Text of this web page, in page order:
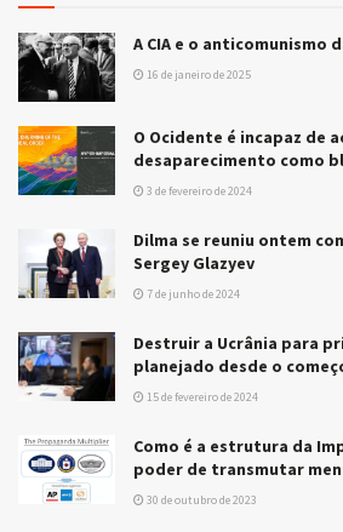
A CIA e o anticomunismo
16 de janeiro de 2025
O Ocidente é incapaz de
desaparecimento como
3 de fevereiro de 2024
Dilma se reuniu ontem
Sergey Glazyev
7 de junho de 2024
Destruir a Ucrânia para
planejado desde o
15 de fevereiro de 2024
Como é a estrutura da
poder de transmutar
30 de outubro de 2023